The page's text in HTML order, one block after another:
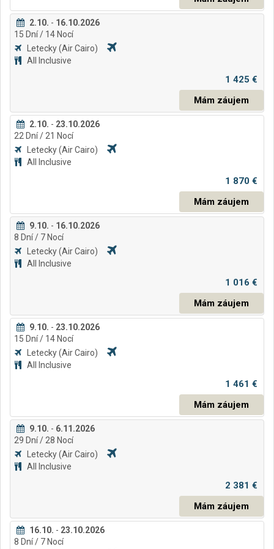
2.10. - 16.10.2026
15 Dní/ 14 Nocí
Letecky(Air Cairo)
All Inclusive
1 425 €
Mám záujem
2.10. - 23.10.2026
22 Dní/ 21 Nocí
Letecky(Air Cairo)
All Inclusive
1 870 €
Mám záujem
9.10. - 16.10.2026
8 Dní/ 7 Nocí
Letecky(Air Cairo)
All Inclusive
1 016 €
Mám záujem
9.10. - 23.10.2026
15 Dní/ 14 Nocí
Letecky(Air Cairo)
All Inclusive
1 461 €
Mám záujem
9.10. - 6.11.2026
29 Dní/ 28 Nocí
Letecky(Air Cairo)
All Inclusive
2 381 €
Mám záujem
16.10. - 23.10.2026
8 Dní/ 7 Nocí